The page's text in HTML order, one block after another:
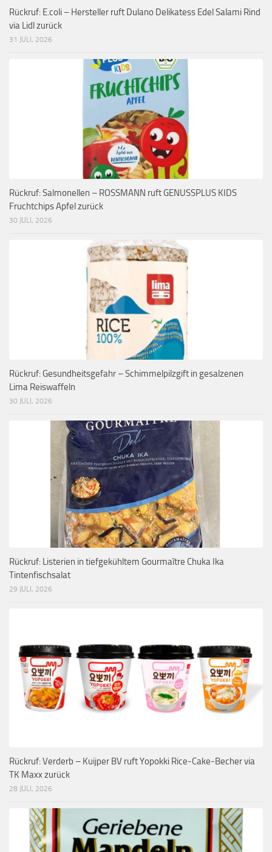
Rückruf: E.coli – Hersteller ruft Dulano Delikatess Edel Salami Rind
via Lidl zurück
31 JULI, 2026
Rückruf: Salmonellen – ROSSMANN ruft GENUSSPLUS KIDS
Fruchtchips Apfel zurück
30 JULI, 2026
Rückruf: Gesundheitsgefahr – Schimmelpilzgift in gesalzenen
Lima Reiswaffeln
30 JULI, 2026
Rückruf: Listerien in tiefgekühltem Gourmaître Chuka Ika
Tintenfischsalat
29 JULI, 2026
Rückruf: Verderb – Kuijper BV ruft Yopokki Rice-Cake-Becher via
TK Maxx zurück
28 JULI, 2026